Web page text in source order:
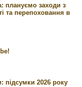
плануємо заходи з
та перепоховання в
2026 року